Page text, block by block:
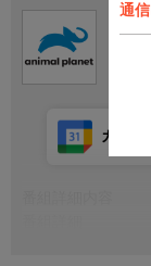
通
ア
カレン